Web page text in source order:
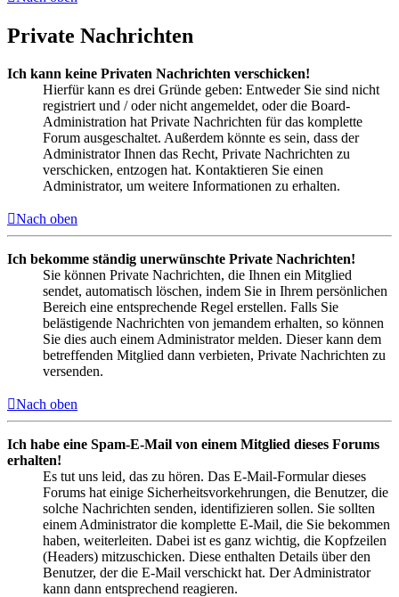
Private Nachrichten
Ich kann keine Privaten Nachrichten verschicken!
Hierfür kann es drei Gründe geben: Entweder Sie sind nicht
registriert und / oder nicht angemeldet, oder die Board-
Administration hat Private Nachrichten für das komplette
Forum ausgeschaltet. Außerdem könnte es sein, dass der
Administrator Ihnen das Recht, Private Nachrichten zu
verschicken, entzogen hat. Kontaktieren Sie einen
Administrator, um weitere Informationen zu erhalten.
Nach oben
Ich bekomme ständig unerwünschte Private Nachrichten!
Sie können Private Nachrichten, die Ihnen ein Mitglied
sendet, automatisch löschen, indem Sie in Ihrem persönlichen
Bereich eine entsprechende Regel erstellen. Falls Sie
belästigende Nachrichten von jemandem erhalten, so können
Sie dies auch einem Administrator melden. Dieser kann dem
betreffenden Mitglied dann verbieten, Private Nachrichten zu
versenden.
Nach oben
Ich habe eine Spam-E-Mail von einem Mitglied dieses Forums
erhalten!
Es tut uns leid, das zu hören. Das E-Mail-Formular dieses
Forums hat einige Sicherheitsvorkehrungen, die Benutzer, die
solche Nachrichten senden, identifizieren sollen. Sie sollten
einem Administrator die komplette E-Mail, die Sie bekommen
haben, weiterleiten. Dabei ist es ganz wichtig, die Kopfzeilen
(Headers) mitzuschicken. Diese enthalten Details über den
Benutzer, der die E-Mail verschickt hat. Der Administrator
kann dann entsprechend reagieren.